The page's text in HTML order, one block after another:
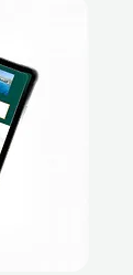
platný po
unikátní
být
jej
jej
a
musí
a